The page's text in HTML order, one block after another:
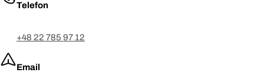
Telefon
+48 22 785 97 12
Email